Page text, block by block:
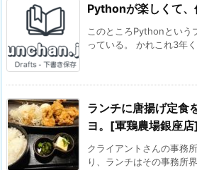
Pythonが楽しくて、
このところPythonという
っている。 かれこれ3年
ランチに唐揚げ定食
ヨ。[軍鶏農場銀座店]
クライアントさんの事務
り、ランチはその事務所